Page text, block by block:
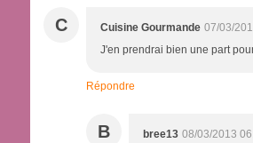
C Cuisine Gourmande 07/03/
J'en prendrai bien une part
Répondre
B bree13 08/03/2013